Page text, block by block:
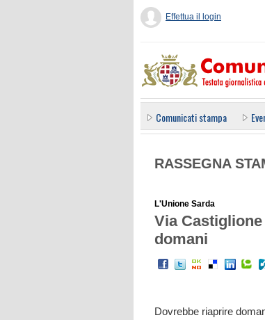
Effettua il login
Comunicati stampa
RASSEGNA
L'Unione Sarda
Via
domani
Dovrebbe riaprire